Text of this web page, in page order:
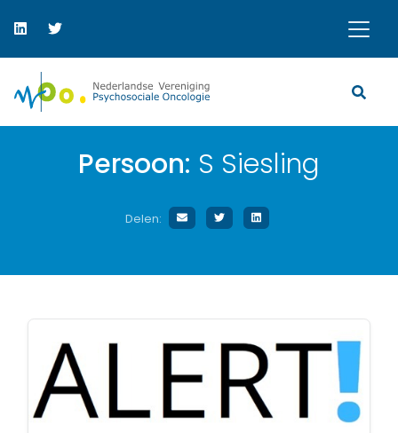
Persoon: S Siesling
Delen: